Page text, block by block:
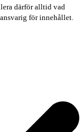
därför alltid vad
för innehållet.